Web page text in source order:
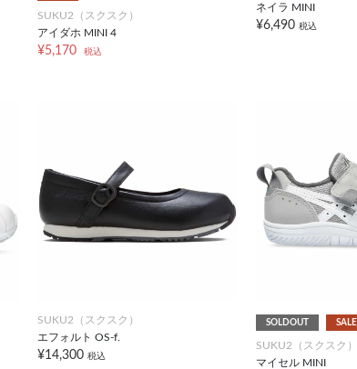
SUKU2（スクスク）
アイダホ MINI 4
¥5,170 税込
ネイラ MINI
¥6,490 税込
SUKU2（スクスク）
エフォルト OS-f.
¥14,300 税込
SOLDOUT SALE
SUKU2（スクスク）
マイセル MINI